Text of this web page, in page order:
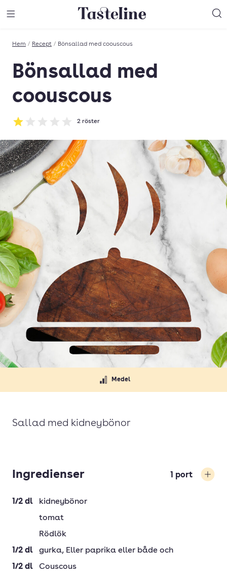
Till Tastelines startsida
Hem / Recept / Bönsallad med coouscous
Bönsallad med
coouscous
Betyg: 1 av 5
2 röster
Medel
Sallad med kidneybönor
Ingredienser 1 port
1/2 dl
kidneybönor
tomat
Rödlök
1/2 dl gurka, Eller paprika eller både och
1/2 dl Couscous